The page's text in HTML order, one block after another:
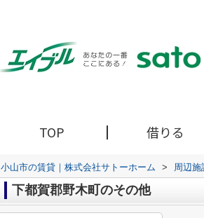
TOP 借りる
小山市の賃貸｜株式会社サトーホーム > 周辺施
下都賀郡野木町のその他